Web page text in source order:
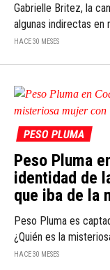
Gabrielle Britez, la
algunas indirectas en
HACE 30 MESES
PESO PLUMA
Peso Pluma
identidad de
que iba de la
Peso Pluma es
¿Quién es la
HACE 30 MESES